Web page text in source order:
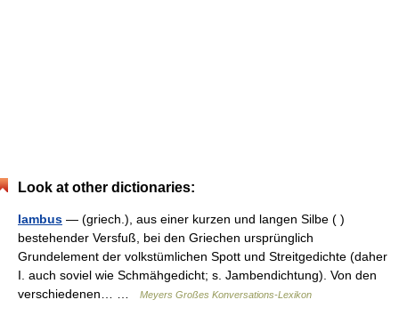
Look at other dictionaries:
Iambus — (griech.), aus einer kurzen und langen Silbe ( )
bestehender Versfuß, bei den Griechen ursprünglich
Grundelement der volkstümlichen Spott und Streitgedichte (daher
I. auch soviel wie Schmähgedicht; s. Jambendichtung). Von den
verschiedenen… …
Meyers Großes Konversations-Lexikon